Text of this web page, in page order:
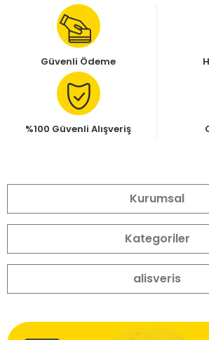
Güvenli Ödeme
%100 Güvenli Alışveriş
Kurumsal
Kategoriler
alisveris